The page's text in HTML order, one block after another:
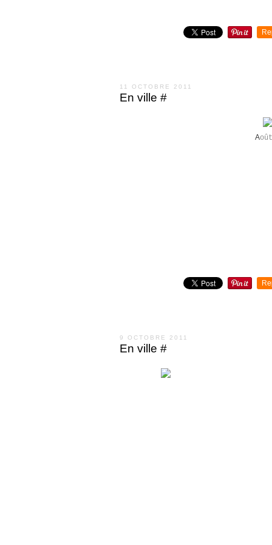
11 OCTOBRE 2011
En ville #
A
9 OCTOBRE 2011
En ville #